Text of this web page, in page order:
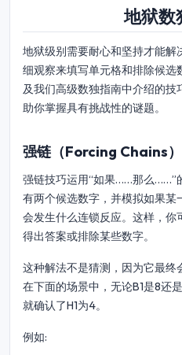
地狱数
地狱级别需要耐心和坚持才能
细观察来填写单元格和排除候选
及我们高级数独指南中介绍的技
助你掌握具有挑战性的谜题。
强链（Forcing Chains）
强链技巧运用“如果……那么……”
有两个候选数字，并模拟如果
会发生什么连锁反应。这样，
得出答案或排除某些数字。
这种解法不是猜测，因为它最终
在下面的场景中，无论B1是8还
就确认了H1为4。
例如: